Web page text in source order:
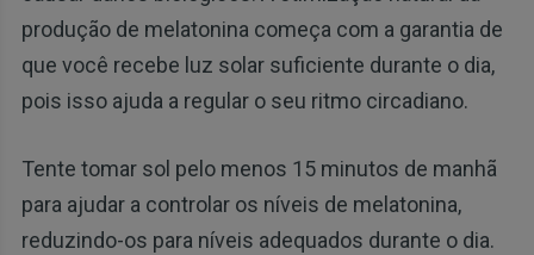
produção de melatonina começa com a garantia de
que você recebe luz solar suficiente durante o dia,
pois isso ajuda a regular o seu ritmo circadiano.
Tente tomar sol pelo menos 15 minutos de manhã
para ajudar a controlar os níveis de melatonina,
reduzindo-os para níveis adequados durante o dia.